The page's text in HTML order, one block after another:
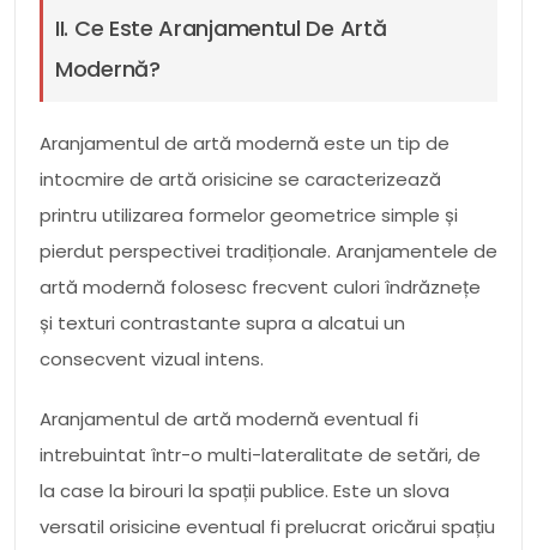
II. Ce Este Aranjamentul De Artă
Modernă?
Aranjamentul de artă modernă este un tip de
intocmire de artă orisicine se caracterizează
printru utilizarea formelor geometrice simple și
pierdut perspectivei tradiționale. Aranjamentele de
artă modernă folosesc frecvent culori îndrăznețe
și texturi contrastante supra a alcatui un
consecvent vizual intens.
Aranjamentul de artă modernă eventual fi
intrebuintat într-o multi-lateralitate de setări, de
la case la birouri la spații publice. Este un slova
versatil orisicine eventual fi prelucrat oricărui spațiu